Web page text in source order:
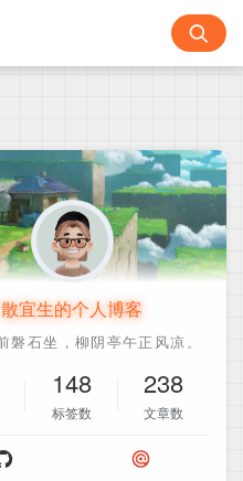
散宜生的个人博客
148
标签数
238
文章数